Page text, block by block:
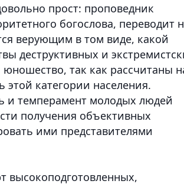
прост: проповедник
богослова, переводит
верующим в том виде, какой
деструктивных и
так как рассчитаны
категории населения.
и темперамент молодых людей
получения объективных
ими представителями
высокоподготовленных,